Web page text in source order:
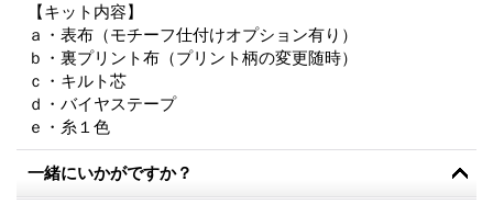
【キット内容】
ａ・表布（モチーフ仕付けオプション有り）
ｂ・裏プリント布（プリント柄の変更随時）
ｃ・キルト芯
ｄ・バイヤステープ
ｅ・糸１色
一緒にいかがですか？